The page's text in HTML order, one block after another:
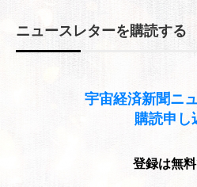
ニュースレターを購読する
宇宙経済新聞ニ
購読申し
登録は無